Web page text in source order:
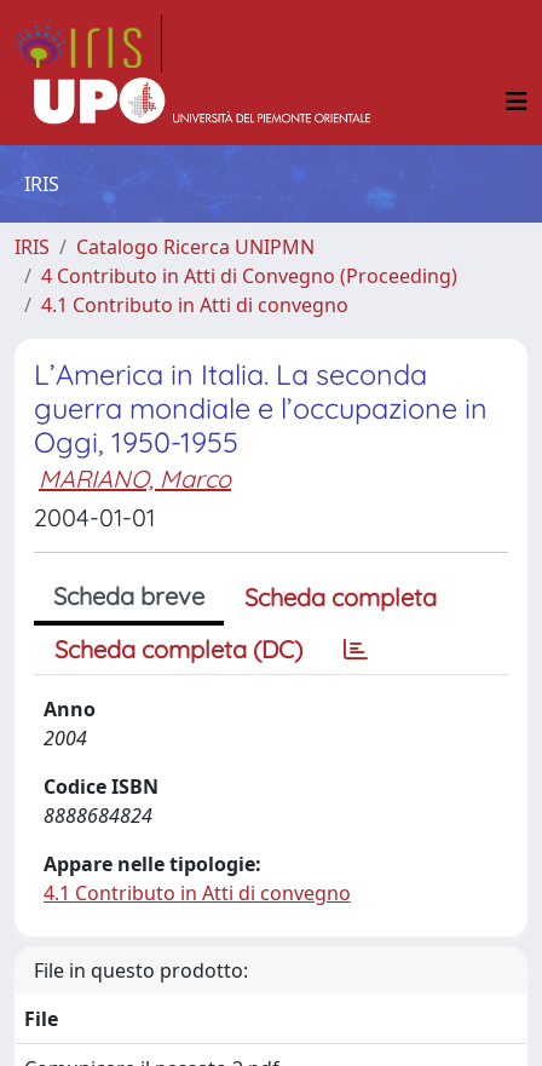
IRIS
IRIS
Catalogo Ricerca UNIPMN
4 Contributo in Atti di Convegno (Proceeding)
4.1 Contributo in Atti di convegno
L’America in Italia. La seconda
guerra mondiale e l’occupazione in
Oggi, 1950-1955
MARIANO, Marco
2004-01-01
Scheda breve
Scheda completa
Scheda completa (DC)
Anno
2004
Codice ISBN
8888684824
Appare nelle tipologie:
4.1 Contributo in Atti di convegno
File in questo prodotto:
File